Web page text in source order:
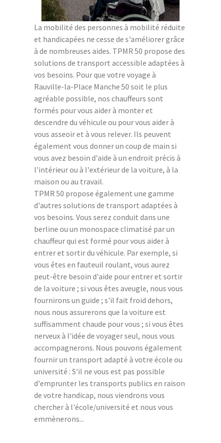
La mobilité des personnes à mobilité réduite
et handicapées ne cesse de s'améliorer grâce
à de nombreuses aides. TPMR 50 propose des
solutions de transport accessible adaptées à
vos besoins. Pour que votre voyage à
Rauville-la-Place Manche 50 soit le plus
agréable possible, nos chauffeurs sont
formés pour vous aider à monter et
descendre du véhicule ou pour vous aider à
vous asseoir et à vous relever. Ils peuvent
également vous donner un coup de main si
vous avez besoin d'aide à un endroit précis à
l'intérieur ou à l'extérieur de la voiture, à la
maison ou au travail.
TPMR 50 propose également une gamme
d'autres solutions de transport adaptées à
vos besoins. Vous serez conduit dans une
berline ou un monospace climatisé par un
chauffeur qui est formé pour vous aider à
entrer et sortir du véhicule. Par exemple, si
vous êtes en fauteuil roulant, vous aurez
peut-être besoin d'aide pour entrer et sortir
de la voiture ; si vous êtes aveugle, nous vous
fournirons un guide ; s'il fait froid dehors,
nous nous assurerons que la voiture est
suffisamment chaude pour vous ; si vous êtes
nerveux à l'idée de voyager seul, nous vous
accompagnerons. Nous pouvons également
fournir un transport adapté à votre école ou
université : S'il ne vous est pas possible
d'emprunter les transports publics en raison
de votre handicap, nous viendrons vous
chercher à l'école/université et nous vous
emmènerons...